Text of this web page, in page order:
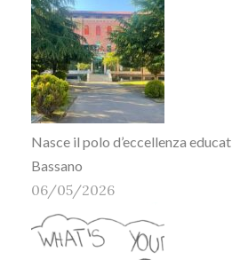
Nasce il polo d’eccellenza
Bassano
06/05/2026